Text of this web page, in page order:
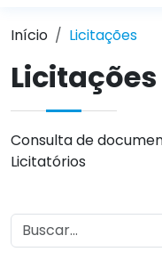
Início Licitações
Licitações
Consulta de
Licitatórios